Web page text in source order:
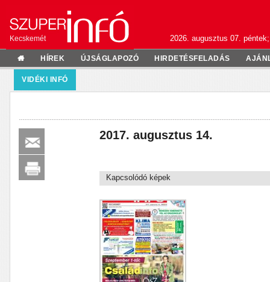
Kecskemét 2026. augusztus 07.
HÍREK ÚJSÁGLAPOZÓ HIRDETÉSFELADÁS
VIDÉKI INFÓ
2017. augusztus 14.
Kapcsolódó képek